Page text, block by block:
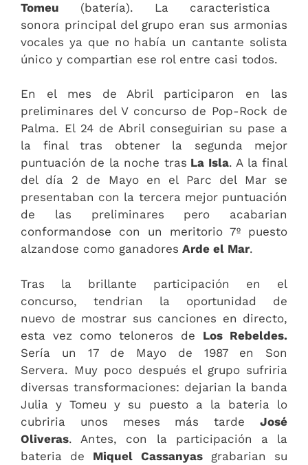
Tomeu (batería). La caracteristica
sonora principal del grupo eran sus armonias
vocales ya que no había un cantante solista
único y compartian ese rol entre casi todos.
En el mes de Abril participaron en las
preliminares del V concurso de Pop-Rock de
Palma. El 24 de Abril conseguirian su pase a
la final tras obtener la segunda mejor
puntuación de la noche tras La Isla. A la final
del día 2 de Mayo en el Parc del Mar se
presentaban con la tercera mejor puntuación
de las preliminares pero acabarian
conformandose con un meritorio 7º puesto
alzandose como ganadores Arde el Mar.
Tras la brillante participación en el
concurso, tendrian la oportunidad de
nuevo de mostrar sus canciones en directo,
esta vez como teloneros de Los Rebeldes.
Sería un 17 de Mayo de 1987 en Son
Servera. Muy poco después el grupo sufriria
diversas transformaciones: dejarian la banda
Julia y Tomeu y su puesto a la bateria lo
cubriria unos meses más tarde José
Oliveras. Antes, con la participación a la
bateria de Miquel Cassanyasgrabarian su